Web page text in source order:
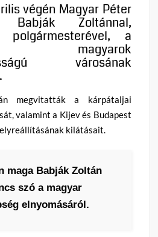
végén Magyar Péter
Babják Zoltánnal,
polgármesterével, a
magyarok
városának
megvitatták a kárpátaljai
valamint a Kijev és Budapest
kilátásait.
maga Babják Zoltán
szó a magyar
elnyomásáról.